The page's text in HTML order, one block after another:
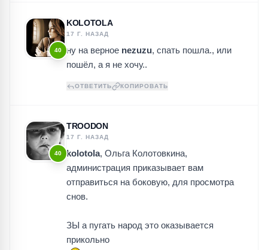
40
KOLOTOLA
17 Г. НАЗАД
ну на верное nezuzu, спать пошла., или
пошёл, а я не хочу..
ОТВЕТИТЬ КОПИРОВАТЬ
40
TROODON
17 Г. НАЗАД
kolotola, Ольга Колотовкина,
администрация приказывает вам
отправиться на боковую, для просмотра
снов.
ЗЫ а пугать народ это оказывается
прикольно